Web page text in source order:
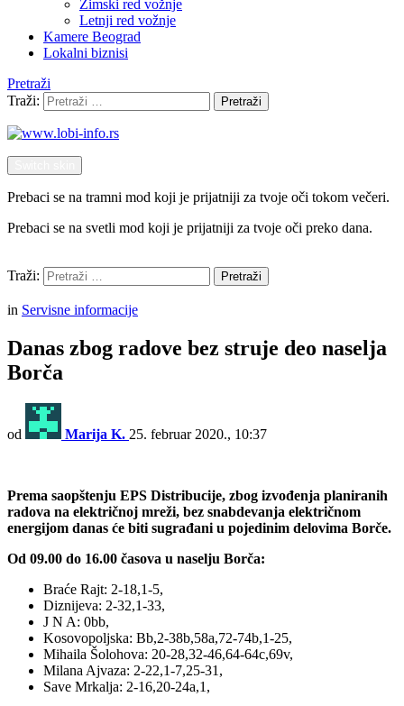
Zimski red vožnje
Letnji red vožnje
Kamere Beograd
Lokalni biznisi
Pretraži
Traži:
Pretraži
Prebaci se na tramni mod koji je prijatniji za tvoje oči tokom večeri.
Prebaci se na svetli mod koji je prijatniji za tvoje oči preko dana.
Traži:
Pretraži
in Servisne informacije
Danas zbog radove bez struje deo naselja
Borča
od Marija K. 25. februar 2020., 10:37
Prema saopštenju EPS Distribucije, zbog izvođenja planiranih
radova na električnoj mreži, bez snabdevanja električnom
energijom danas će biti sugrađani u pojedinim delovima Borče.
Od 09.00 do 16.00 časova u naselju Borča:
Braće Rajt: 2-18,1-5,
Diznijeva: 2-32,1-33,
J N A: 0bb,
Kosovopoljska: Bb,2-38b,58a,72-74b,1-25,
Mihaila Šolohova: 20-28,32-46,64-64c,69v,
Milana Ajvaza: 2-22,1-7,25-31,
Save Mrkalja: 2-16,20-24a,1,